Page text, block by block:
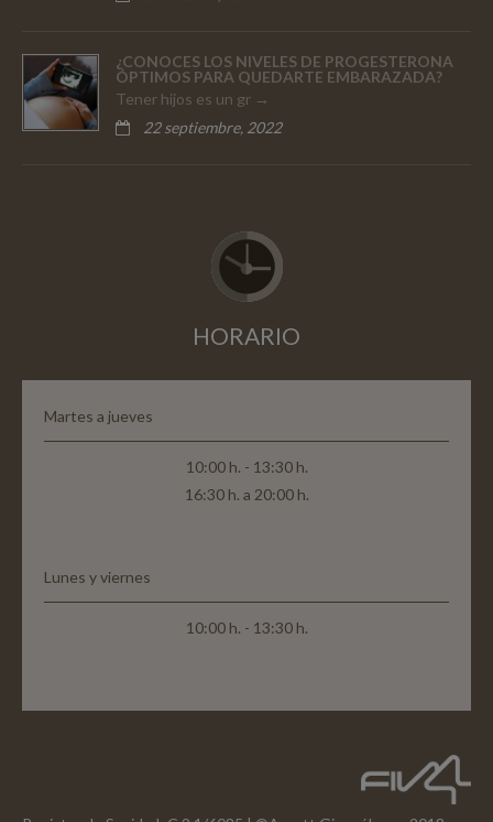
¿CONOCES LOS NIVELES DE PROGESTERONA
ÓPTIMOS PARA QUEDARTE EMBARAZADA?
Tener hijos es un gr
22 septiembre, 2022
HORARIO
Martes a jueves
10:00 h. - 13:30 h.
16:30 h. a 20:00 h.
Lunes y viernes
10:00 h. - 13:30 h.